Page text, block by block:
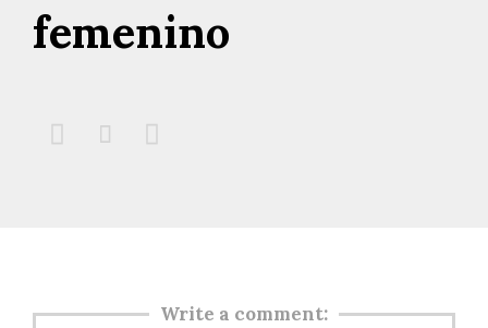
femenino
  
Write a comment: